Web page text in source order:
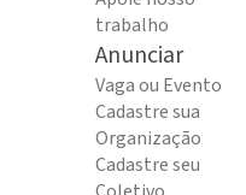
trabalho
Anunciar
Vaga ou Evento
Cadastre sua
Organização
Cadastre seu